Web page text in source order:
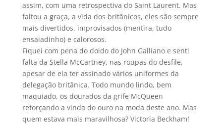
assim, com uma retrospectiva do Saint Laurent. Mas
faltou a graça, a vida dos britânicos, eles são sempre
mais divertidos, improvisados (mentira, tudo
ensaiadinho) e calorosos.
Fiquei com pena do doido do John Galliano e senti
falta da Stella McCartney, nas roupas do desfile,
apesar de ela ter assinado vários uniformes da
delegação britânica. Todo mundo lindo, bem
maquiado, os dourados da grife McQueen
reforçando a vinda do ouro na moda deste ano. Mas
quem estava mais maravilhosa? Victoria Beckham!